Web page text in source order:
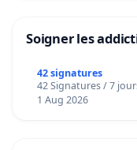
Soigner les
42 signatures
42 Signatures / 7
1 Aug 2026